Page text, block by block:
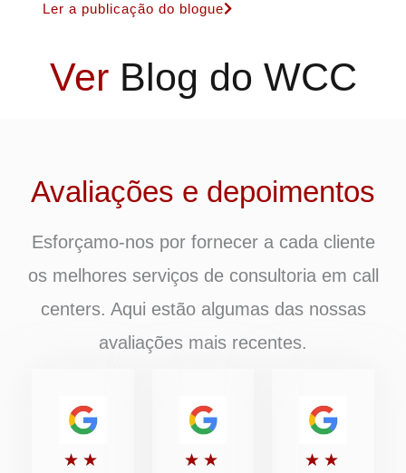
Ler a publicação do blogue
Ver Blog do WCC
Avaliações e depoimentos
Esforçamo-nos por fornecer a cada cliente
os melhores serviços de consultoria em call
centers. Aqui estão algumas das nossas
avaliações mais recentes.
★ ★Classificado ★ ★Classificado ★ ★